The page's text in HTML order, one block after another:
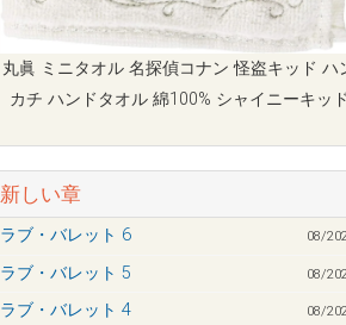
丸眞 ミニタオル 名探偵コナン 怪盗キッド ハ
カチ ハンドタオル 綿100% シャイニーキッド
新しい章
ラブ・バレット 6 08/
ラブ・バレット 5 08/
ラブ・バレット 4 08/